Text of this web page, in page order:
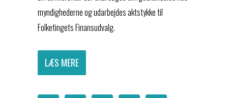
myndighederne og udarbejdes aktstykke til
Folketingets Finansudvalg.
LÆS MERE